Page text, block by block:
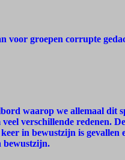
voor groepen corrupte
waarop we allemaal dit
verschillende redenen.
in bewustzijn is gevallen
bewustzijn.